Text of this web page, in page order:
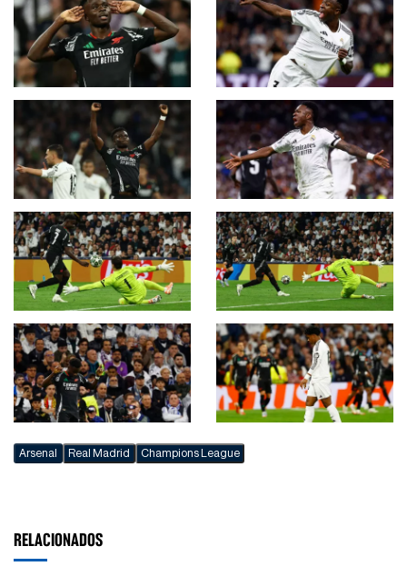
Arsenal Real Madrid Champions League
RELACIONADOS